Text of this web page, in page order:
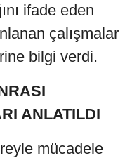
ifade eden
çalışmalar
bilgi verdi.
ANLATILDI
mücadele